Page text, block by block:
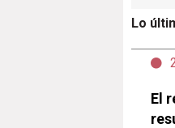
Lo
El